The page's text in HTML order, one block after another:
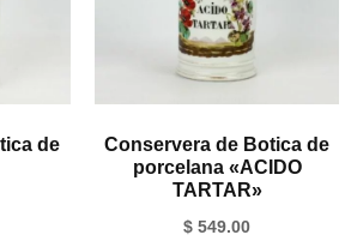
de
Conservera de Botica de
porcelana «ACIDO
TARTAR»
$ 549.00